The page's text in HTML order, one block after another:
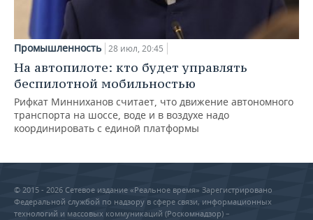
Промышленность 28 июл, 20:45
На автопилоте: кто будет управлять
беспилотной мобильностью
Рифкат Минниханов считает, что движение автономного
транспорта на шоссе, воде и в воздухе надо
координировать с единой платформы
© 2015 - 2026 Сетевое издание «Реальное время» Зарегистрировано
Федеральной службой по надзору в сфере связи, информационных
технологий и массовых коммуникаций (Роскомнадзор) –